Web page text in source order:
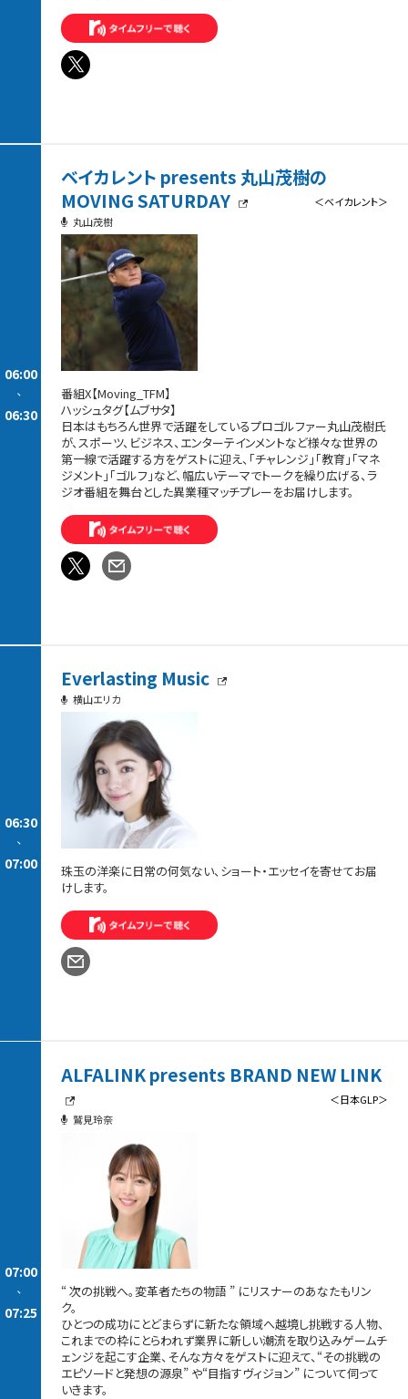
06:00
-
06:30
ベイカレント presents 丸山茂樹の
MOVING SATURDAY
＜ベイカレント＞
丸山茂樹
番組X【Moving_TFM】
ハッシュタグ【ムブサタ】
日本はもちろん世界で活躍をしているプロゴルファー丸山茂樹氏
が、スポーツ、ビジネス、エンターテインメントなど様々な世界の
第一線で活躍する方をゲストに迎え、「チャレンジ」「教育」「マネ
ジメント」「ゴルフ」など、幅広いテーマでトークを繰り広げる、ラ
ジオ番組を舞台とした異業種マッチプレーをお届けします。
06:30
-
07:00
Everlasting Music
横山エリカ
珠玉の洋楽に日常の何気ない、ショート・エッセイを寄せてお届
けします。
07:00
-
07:25
ALFALINK presents BRAND NEW LINK
＜日本GLP＞
鷲見玲奈
“ 次の挑戦へ。変革者たちの物語 ” にリスナーのあなたもリン
ク。
ひとつの成功にとどまらずに新たな領域へ越境し挑戦する人物、
これまでの枠にとらわれず業界に新しい潮流を取り込みゲームチ
ェンジを起こす企業、そんな方々をゲストに迎えて、“その挑戦の
エピソードと発想の源泉” や“目指すヴィジョン” について伺って
いきます。